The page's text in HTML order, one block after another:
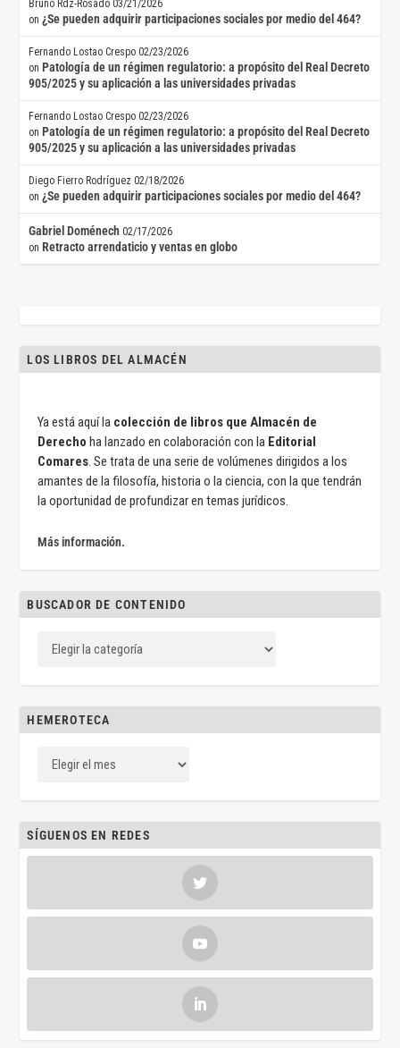
Bruno Rdz-Rosado 03/21/2026
on¿Se pueden adquirir participaciones sociales por medio del 464?
Fernando Lostao Crespo 02/23/2026
on Patología de un régimen regulatorio: a propósito del Real Decreto
905/2025 y su aplicación a las universidades privadas
Fernando Lostao Crespo 02/23/2026
on Patología de un régimen regulatorio: a propósito del Real Decreto
905/2025 y su aplicación a las universidades privadas
Diego Fierro Rodríguez 02/18/2026
on¿Se pueden adquirir participaciones sociales por medio del 464?
Gabriel Doménech 02/17/2026
on Retracto arrendaticio y ventas en globo
LOS LIBROS DEL ALMACÉN
Ya está aquí la colección de libros que Almacén de
Derecho ha lanzado en colaboración con la Editorial
Comares. Se trata de una serie de volúmenes dirigidos a los
amantes de la filosofía, historia o la ciencia, con la que tendrán
la oportunidad de profundizar en temas jurídicos.
Más información.
BUSCADOR DE CONTENIDO
HEMEROTECA
SÍGUENOS EN REDES